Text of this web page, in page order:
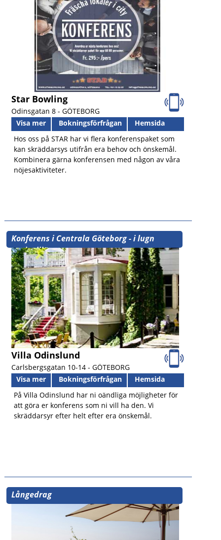
Star Bowling
Odinsgatan 8 - GÖTEBORG
Visa mer
Bokningsförfrågan
Hemsida
Hos oss på STAR har vi flera konferenspaket som
kan skräddarsys utifrån era behov och önskemål.
Kombinera gärna konferensen med någon av våra
nöjesaktiviteter.
Konferens i Centrala Göteborg - i lugn
parkmiljö
Villa Odinslund
Carlsbergsgatan 10-14 - GÖTEBORG
Visa mer
Bokningsförfrågan
Hemsida
På Villa Odinslund har ni oändliga möjligheter för
att göra er konferens som ni vill ha den. Vi
skräddarsyr efter helt efter era önskemål.
Långedrag